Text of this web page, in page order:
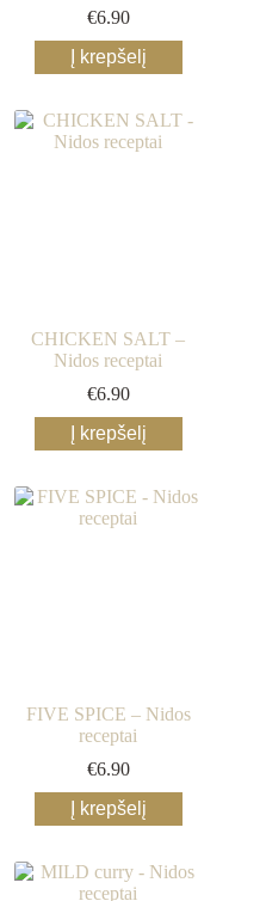
€6.90
Į krepšelį
CHICKEN SALT –
Nidos receptai
€6.90
Į krepšelį
FIVE SPICE – Nidos
receptai
€6.90
Į krepšelį